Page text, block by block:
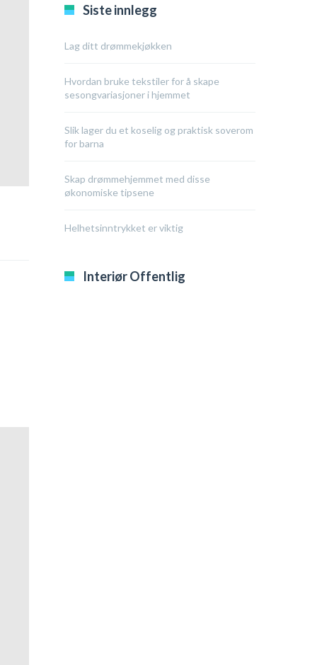
Siste innlegg
Lag ditt drømmekjøkken
Hvordan bruke tekstiler for å skape
sesongvariasjoner i hjemmet
Slik lager du et koselig og praktisk soverom
for barna
Skap drømmehjemmet med disse
økonomiske tipsene
Helhetsinntrykket er viktig
Interiør Offentlig